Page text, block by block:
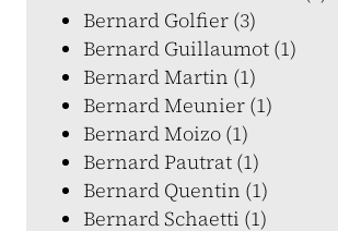
Bernard Golfier (3)
Bernard Guillaumot (1)
Bernard Martin (1)
Bernard Meunier (1)
Bernard Moizo (1)
Bernard Pautrat (1)
Bernard Quentin (1)
Bernard Schaetti (1)